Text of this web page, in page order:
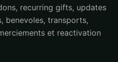
recurring gifts, updates
benevoles, transports,
et reactivation